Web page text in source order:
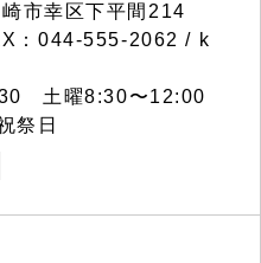
市幸区下平間214
：044-555-2062 / k
土曜8:30〜12:00
祭日